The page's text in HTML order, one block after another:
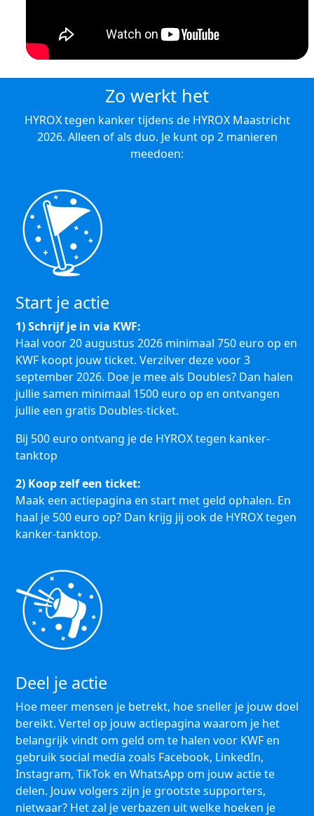
Zo werkt het
HYROX tegen kanker tijdens de HYROX Maastricht
2026. Alleen of als duo. Je kunt op 2 manieren
meedoen:
Start je actie
1) Schrijf je in via KWF:
Haal voor 20 augustus 2026 minimaal 750 euro op en
KWF koopt jouw ticket. Verzilver deze voor 3
september 2026. Doe je mee als Doubles? Dan halen
jullie samen minimaal 1500 euro op en ontvangen
jullie een gratis Doubles-ticket.
Bij 500 euro ontvang je de HYROX tegen kanker-
tanktop
2) Koop zelf een ticket:
Maak een actiepagina en start met geld ophalen. En
haal je 500 euro op? Dan krijg jij ook de HYROX tegen
kanker-tanktop.
Deel je actie
Hoe meer mensen je betrekt, hoe sneller je jouw doel
bereikt. Vertel op jouw actiepagina waarom je het
belangrijk vindt om geld om te halen voor KWF en
gebruik social media zoals Facebook, LinkedIn,
Instagram, TikTok en WhatsApp om jouw actie te
delen. Jouw volgers zijn je grootste supporters,
nietwaar? Het zal je verbazen uit welke hoeken je